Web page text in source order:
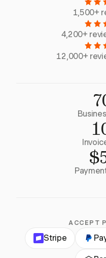
1,500+
4,200+
12,000+
ACCEPT
Stripe